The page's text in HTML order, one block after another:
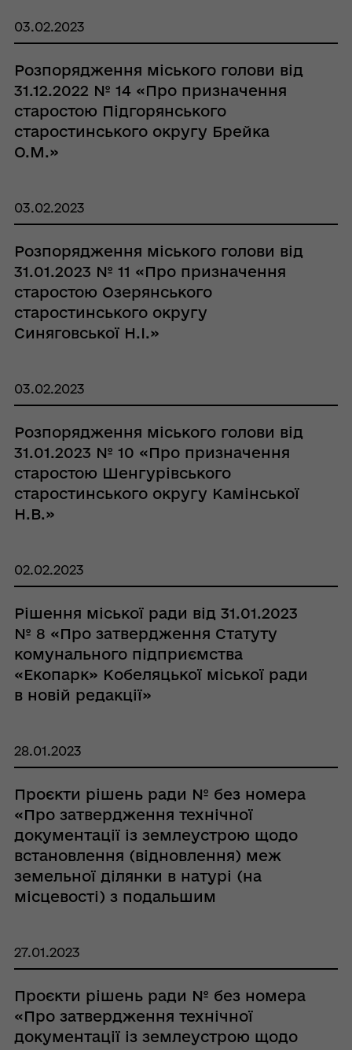
03.02.2023
Розпорядження міського голови від
31.12.2022 № 14 «Про призначення
старостою Підгорянського
старостинського округу Брейка
О.М.»
03.02.2023
Розпорядження міського голови від
31.01.2023 № 11 «Про призначення
старостою Озерянського
старостинського округу
Синяговської Н.І.»
03.02.2023
Розпорядження міського голови від
31.01.2023 № 10 «Про призначення
старостою Шенгурівського
старостинського округу Камінської
Н.В.»
02.02.2023
Рішення міської ради від 31.01.2023
№ 8 «Про затвердження Статуту
комунального підприємства
«Екопарк» Кобеляцької міської ради
в новій редакції»
28.01.2023
Проєкти рішень ради № без номера
«Про затвердження технічної
документації із землеустрою щодо
встановлення (відновлення) меж
земельної ділянки в натурі (на
місцевості) з подальшим
27.01.2023
Проєкти рішень ради № без номера
«Про затвердження технічної
документації із землеустрою щодо